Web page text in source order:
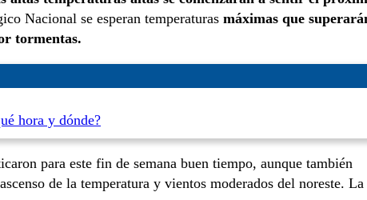
Nacional se esperan temperaturas máximas que
tormentas.
hora y dónde?
para este fin de semana buen tiempo, aunque también
de la temperatura y vientos moderados del noreste. La